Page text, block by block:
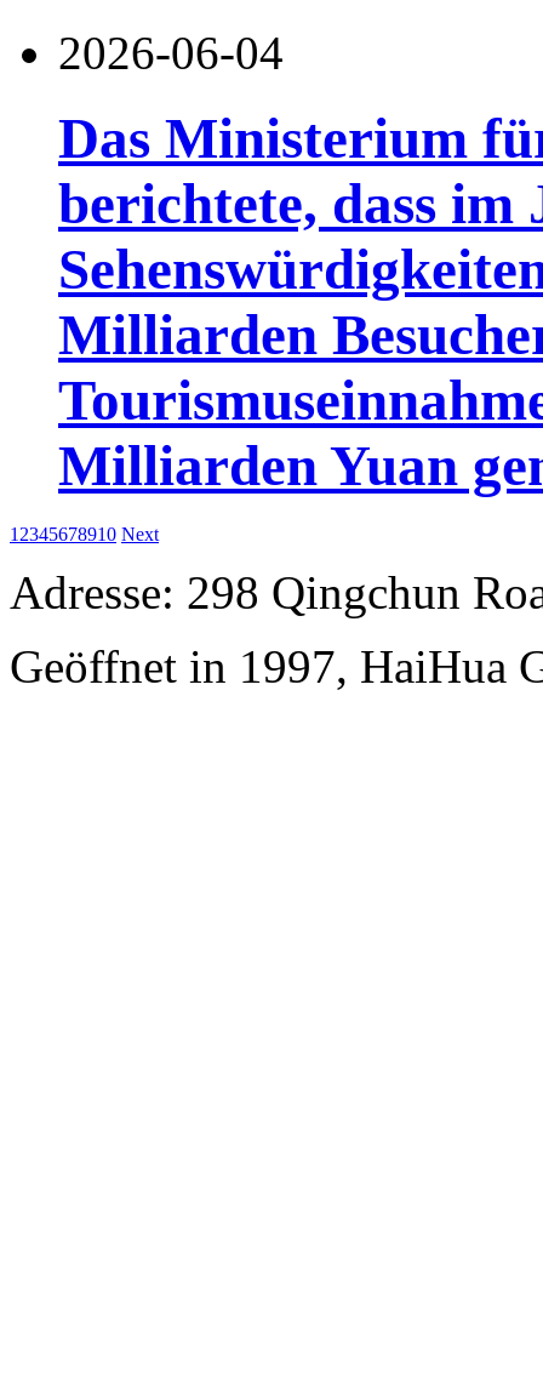
2026-06-04
Das Ministerium
berichtete, dass im
Milliarden
Milliarden Yuan
1 2345678910 Next
Adresse: 298 Qingchun
Geöffnet in 1997, HaiHua